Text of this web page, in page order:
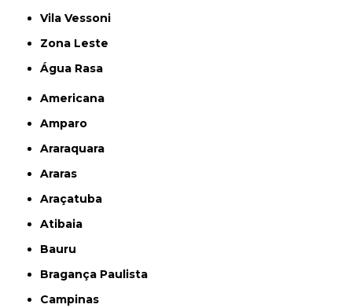
Vila Vessoni
Zona Leste
Água Rasa
Americana
Amparo
Araraquara
Araras
Araçatuba
Atibaia
Bauru
Bragança Paulista
Campinas